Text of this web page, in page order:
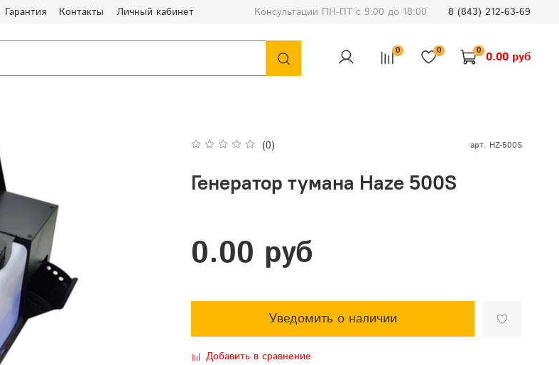
Гарантия Контакты Личный кабинет Консультации ПН-ПТ с 9:00 до 18:00 8 (843) 212-63-69
0 0 0 0.00 руб
(0) арт. HZ-500S
Генератор тумана Haze 500S
0.00 руб
Уведомить о наличии
Добавить в сравнение